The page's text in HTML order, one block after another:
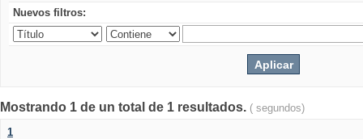
Nuevos filtros:
Mostrando 1 de un total de 1 resultados. ( segundos)
1